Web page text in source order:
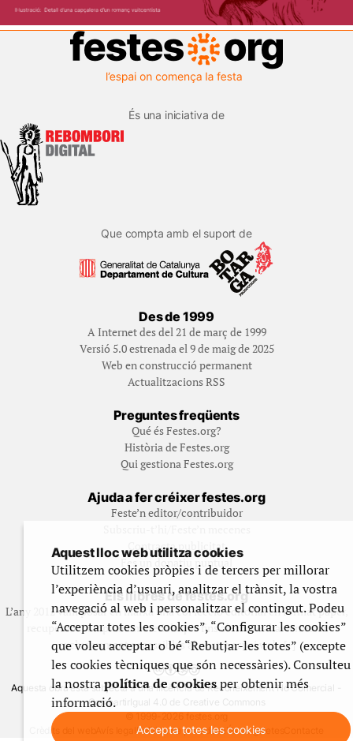
És una iniciativa de
Que compta amb el suport de
Des de 1999
A Internet des del 21 de març de 1999
Versió 5.0 estrenada el 9 de maig de 2025
Web en construcció permanent
Actualitzacions RSS
Preguntes freqüents
Qué és Festes.org?
Història de Festes.org
Qui gestiona Festes.org
Ajuda a fer créixer festes.org
Feste’n editor/contribuidor
Contracta publicitat
Fes un donatiu puntual
Els llibres de festes.org
L’any 2012 vam posar en marxa una col·lecció editorial en format paper,
recuperant i ampliant materials que fins aleshores havien estat
exclusivament accessibles al nostre espai web. [+]
Aquesta obra està subjecta a una llicència de Reconeixement No Comercial -
CompartirIgual 4.0 de Creative Commons
Crèdits del web
Política de privadesa Ús de galetes
Aquest lloc web utilitza cookies
Utilitzem cookies pròpies i de tercers per millorar
l’experiència d’usuari, analitzar el trànsit, la vostra
navegació al web i personalitzar el contingut. Podeu
“Acceptar totes les cookies”, “Configurar les cookies”
que voleu acceptar o bé “Rebutjar-les totes” (excepte
les cookies tècniques que són necessàries). Consulteu
la nostrapolítica de cookiesper obtenir més
informació.
Accepta totes les cookies